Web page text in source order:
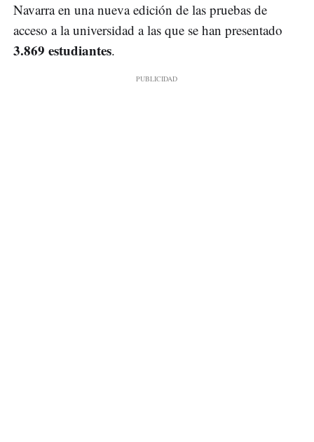
Navarra en una nueva edición de las pruebas de
acceso a la universidad a las que se han presentado
3.869 estudiantes.